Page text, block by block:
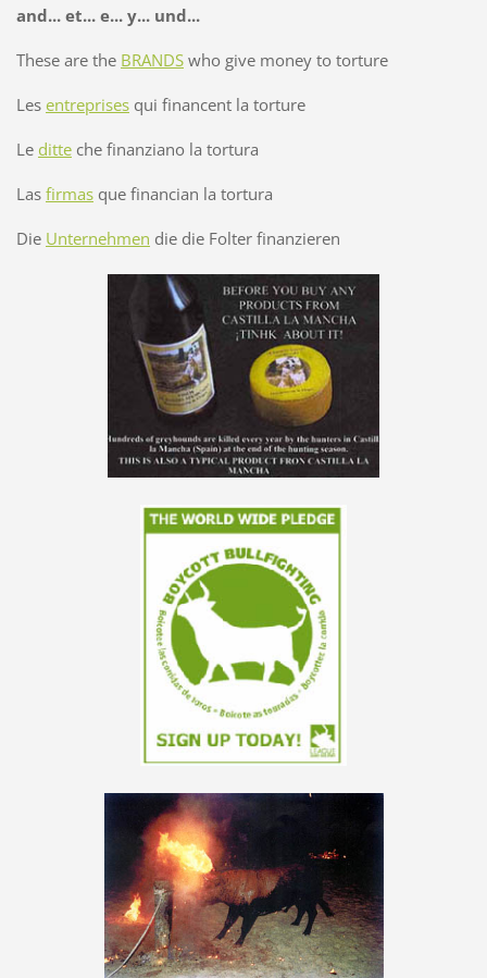
and... et... e... y... und...
These are the BRANDSwho give money to torture
Les entreprisesqui financent la torture
Le ditteche finanziano la tortura
Las firmasque financian la tortura
Die Unternehmen die die Folter finanzieren